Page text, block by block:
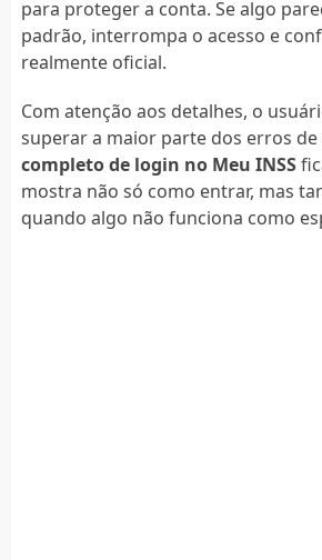
para proteger a conta. Se algo
padrão, interrompa o acesso e
realmente oficial.
Com atenção aos detalhes, o
superar a maior parte dos erros de
completo de login no Meu INSS
mostra não só como entrar, mas
quando algo não funciona como